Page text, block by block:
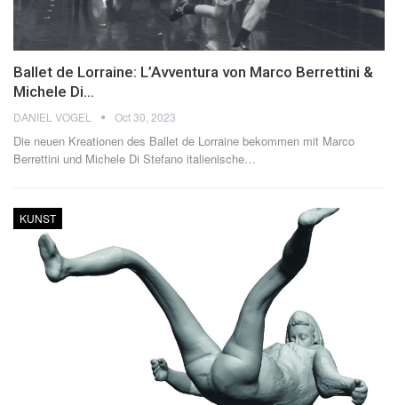
Ballet de Lorraine: L’Avventura von Marco Berrettini &
Michele Di…
DANIEL VOGEL Oct 30, 2023
Die neuen Kreationen des Ballet de Lorraine bekommen mit Marco
Berrettini und Michele Di Stefano italienische…
KUNST